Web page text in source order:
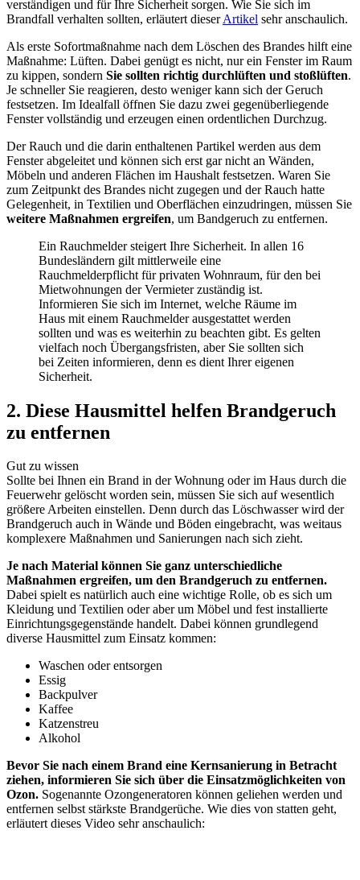
verständigen und für Ihre Sicherheit sorgen. Wie Sie sich im
Brandfall verhalten sollten, erläutert dieserArtikel sehr anschaulich.
Als erste Sofortmaßnahme nach dem Löschen des Brandes hilft eine
Maßnahme: Lüften. Dabei genügt es nicht, nur ein Fenster im Raum
zu kippen, sondern Sie sollten richtig durchlüften und stoßlüften.
Je schneller Sie reagieren, desto weniger kann sich der Geruch
festsetzen. Im Idealfall öffnen Sie dazu zwei gegenüberliegende
Fenster vollständig und erzeugen einen ordentlichen Durchzug.
Der Rauch und die darin enthaltenen Partikel werden aus dem
Fenster abgeleitet und können sich erst gar nicht an Wänden,
Möbeln und anderen Flächen im Haushalt festsetzen. Waren Sie
zum Zeitpunkt des Brandes nicht zugegen und der Rauch hatte
Gelegenheit, in Textilien und Oberflächen einzudringen, müssen Sie
weitere Maßnahmen ergreifen, um Bandgeruch zu entfernen.
Ein Rauchmelder steigert Ihre Sicherheit. In allen 16
Bundesländern gilt mittlerweile eine
Rauchmelderpflicht für privaten Wohnraum, für den bei
Mietwohnungen der Vermieter zuständig ist.
Informieren Sie sich im Internet, welche Räume im
Haus mit einem Rauchmelder ausgestattet werden
sollten und was es weiterhin zu beachten gibt. Es gelten
vielfach noch Übergangsfristen, aber Sie sollten sich
bei Zeiten informieren, denn es dient Ihrer eigenen
Sicherheit.
2. Diese Hausmittel helfen Brandgeruch
zu entfernen
Gut zu wissen
Sollte bei Ihnen ein Brand in der Wohnung oder im Haus durch die
Feuerwehr gelöscht worden sein, müssen Sie sich auf wesentlich
größere Arbeiten einstellen. Denn durch das Löschwasser wird der
Brandgeruch auch in Wände und Böden eingebracht, was weitaus
komplexere Maßnahmen und Sanierungen nach sich zieht.
Je nach Material können Sie ganz unterschiedliche
Maßnahmen ergreifen, um den Brandgeruch zu entfernen.
Dabei spielt es natürlich auch eine wichtige Rolle, ob es sich um
Kleidung und Textilien oder aber um Möbel und fest installierte
Einrichtungsgegenstände handelt. Dabei können grundlegend
diverse Hausmittel zum Einsatz kommen:
Waschen oder entsorgen
Essig
Backpulver
Kaffee
Katzenstreu
Alkohol
Bevor Sie nach einem Brand eine Kernsanierung in Betracht
ziehen, informieren Sie sich über die Einsatzmöglichkeiten von
Ozon. Sogenannte Ozongeneratoren können geliehen werden und
entfernen selbst stärkste Brandgerüche. Wie dies von statten geht,
erläutert dieses Video sehr anschaulich: